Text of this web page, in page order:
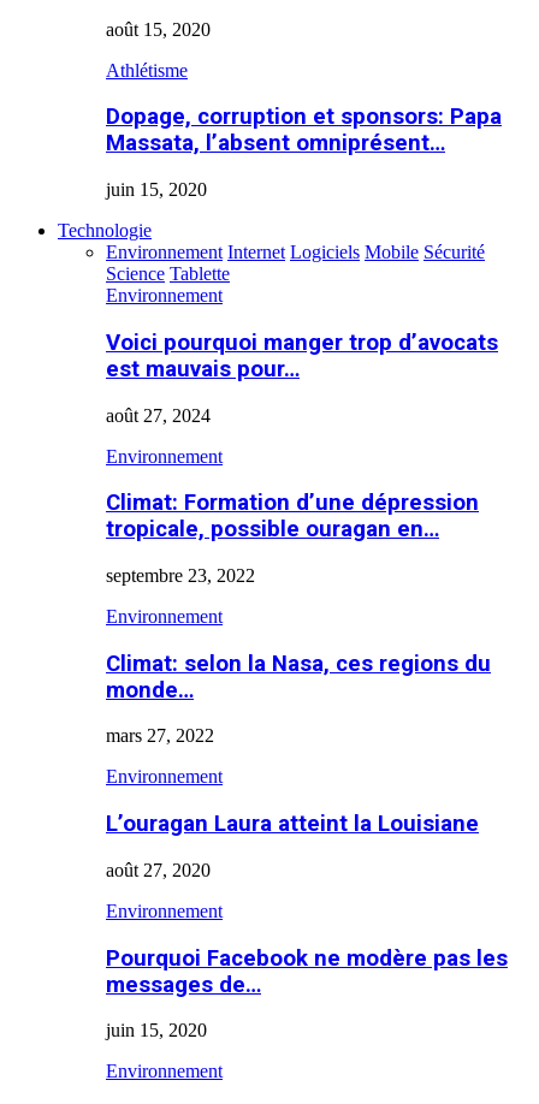
août 15, 2020
Athlétisme
Dopage, corruption et sponsors: Papa
Massata, l’absent omniprésent…
juin 15, 2020
Technologie
Environnement Internet Logiciels Mobile Sécurité
Science Tablette
Environnement
Voici pourquoi manger trop d’avocats
est mauvais pour…
août 27, 2024
Environnement
Climat: Formation d’une dépression
tropicale, possible ouragan en…
septembre 23, 2022
Environnement
Climat: selon la Nasa, ces regions du
monde…
mars 27, 2022
Environnement
L’ouragan Laura atteint la Louisiane
août 27, 2020
Environnement
Pourquoi Facebook ne modère pas les
messages de…
juin 15, 2020
Environnement